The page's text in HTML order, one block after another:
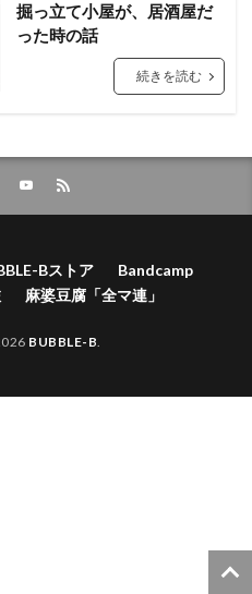
掘っ立て小屋が、居酒屋だ
った時の話
続きを読む
Bストア
Bandcamp
麻婆豆腐「全マ連」
BUBBLE-B